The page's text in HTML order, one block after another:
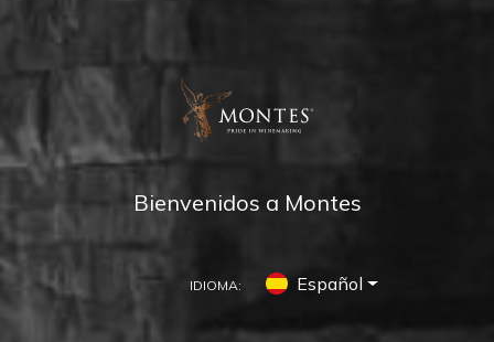
Bienvenidos a Montes
IDIOMA: Español